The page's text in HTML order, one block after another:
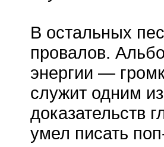
В остальных
провалов.
энергии —
служит одним
доказательств
умел писать